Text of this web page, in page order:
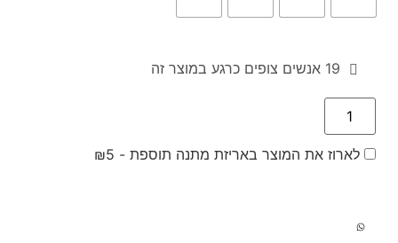
19 אנשים צופים כרגע במוצר זה
לארוז את המוצר באריזת מתנה תוספת - ₪5